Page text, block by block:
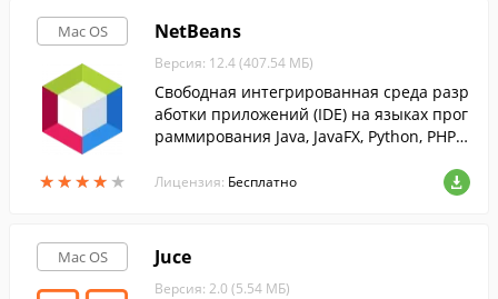
Mac OS
★★★★ ★
★★★★ ★
NetBeans
Версия: 12.4 (407.54 МБ)
Свободная интегрированная среда разр
аботки приложений (IDE) на языках прог
раммирования Java, JavaFX, Python, PHP, J
Лицензия: Бесплатно
Mac OS Juce
Версия: 2.0 (5.54 МБ)